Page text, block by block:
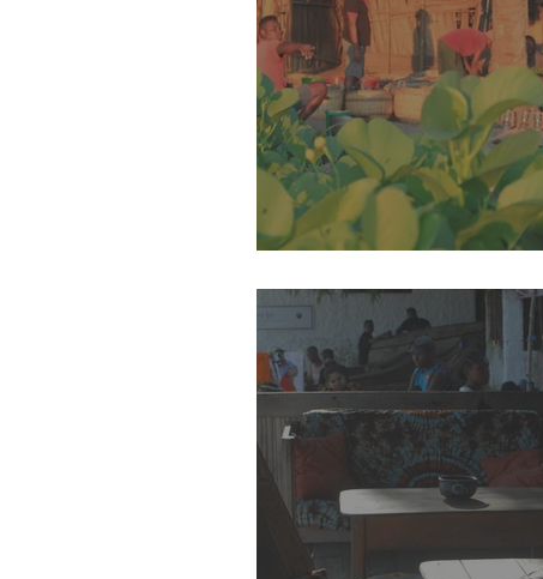
Ambotofatsy : le